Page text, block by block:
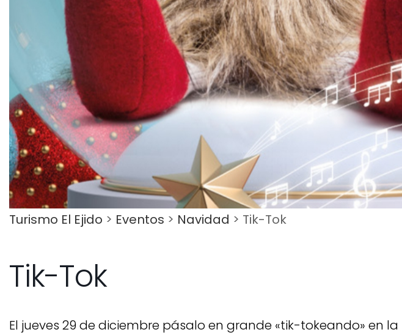
Turismo El Ejido > Eventos > Navidad > Tik-Tok
Tik-Tok
El jueves 29 de diciembre pásalo en grande «tik-tokeando» en la